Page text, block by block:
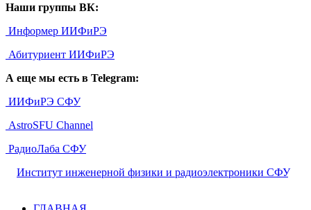
Наши группы ВК:
Информер ИИФиРЭ
Абитуриент ИИФиРЭ
А еще мы есть в Telegram:
ИИФиРЭ СФУ
AstroSFU Channel
РадиоЛаба СФУ
Институт инженерной физики и радиоэлектроники СФУ,